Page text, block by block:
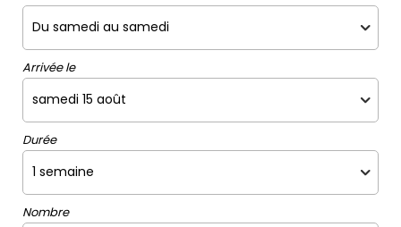
Arrivée le
Durée
Nombre